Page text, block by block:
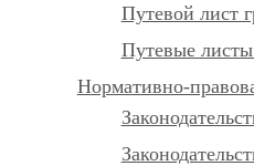
Путевой лист
Путевые листы
Нормативно-